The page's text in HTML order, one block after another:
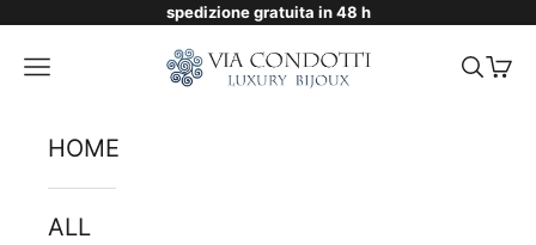
Skip to contentspedizione gratuita in 48 h
Via Condotti Store
Navigation menu Search
Cart
HOME
ALL